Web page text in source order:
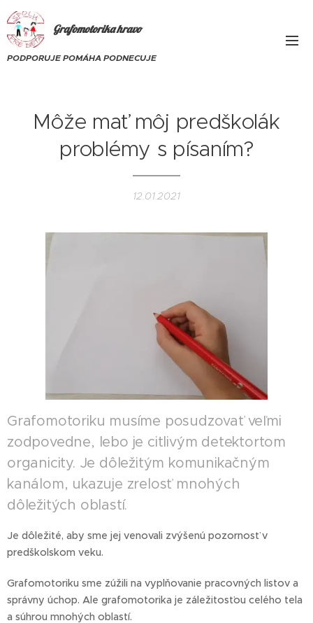
Grafomotorikahravo
PODPORUJE POMÁHA PODNECUJE
Môže mať môj predškolák
problémy s písaním?
12.01.2021
Grafomotoriku musíme posudzovať veľmi
zodpovedne, lebo je citlivým detektortom
organicity. Je dôležitým komunikačným
kanálom, ukazuje zrelosť mnohých
dôležitých oblastí.
Je dôležité, aby sme jej venovali zvýšenú pozornosť v
predškolskom veku.
Grafomotoriku sme zúžili na vyplňovanie pracovných listov a
správny úchop. Ale grafomotorika je záležitosťou celého tela
a súhrou mnohých oblastí.